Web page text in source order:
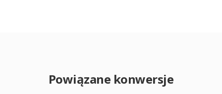
Powiązane konwersje